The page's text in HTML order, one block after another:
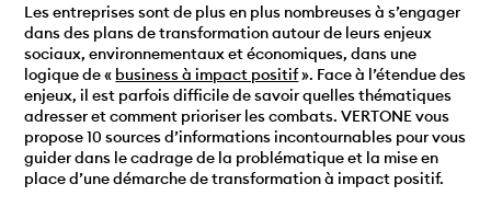
Les entreprises sont de plus en plus nombreuses à s’engager
dans des plans de transformation autour de leurs enjeux
sociaux, environnementaux et économiques, dans une
logique de « business à impact positif». Face à l’étendue des
enjeux, il est parfois difficile de savoir quelles thématiques
adresser et comment prioriser les combats. VERTONE vous
propose 10 sources d’informations incontournables pour vous
guider dans le cadrage de la problématique et la mise en
place d’une démarche de transformation à impact positif.